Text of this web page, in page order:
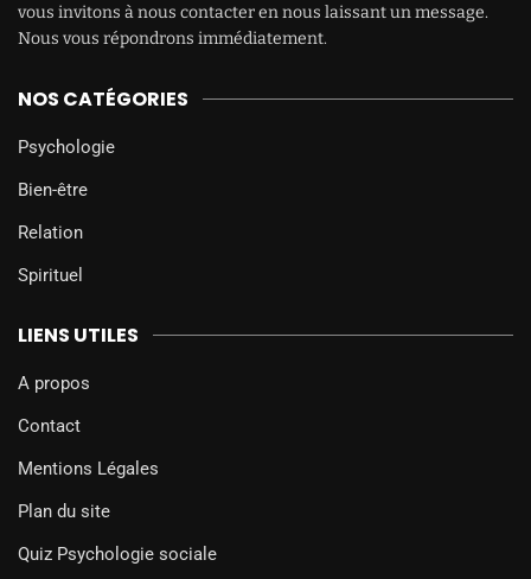
vous invitons à nous contacter en nous laissant un message.
Nous vous répondrons immédiatement.
NOS CATÉGORIES
Psychologie
Bien-être
Relation
Spirituel
LIENS UTILES
A propos
Contact
Mentions Légales
Plan du site
Quiz Psychologie sociale